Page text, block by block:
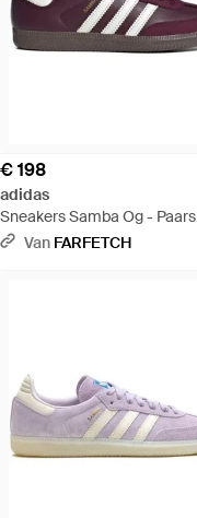
€ 198
adidas
Sneakers Samba Og - Paars
Van FARFETCH